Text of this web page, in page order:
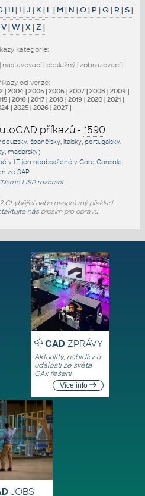
| H| I |J | K| L | M | N |O| P |Q| R |S|
V|W|X |Z |
kategorie:
nastavovací| obslužný| zobrazovací|
od verze:
| 2004 | 2005 | 2006 | 2007 | 2008 | 2009 |
| 2016 | 2017 | 2018 | 2019 | 2020 | 2021 |
| 2025 | 2026 | 2027 |
příkazů - 1590
španělsky, italsky, portugalsky,
maďarsky)
v LT, jen neobsažené v Core Console
ze SAP
LISP rozhraní.
Chybějící nebo nesprávný překlad
násprosím pro opravu.
CADZPRÁVY
Aktuality, nabídky a
události ze světa
CAx řešení
Více info
JOBS